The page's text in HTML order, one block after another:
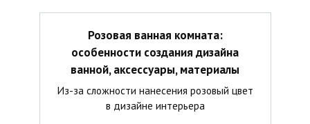
Розовая ванная комната:
особенности создания дизайна
ванной, аксессуары, материалы
Из-за сложности нанесения розовый цвет
в дизайне интерьера